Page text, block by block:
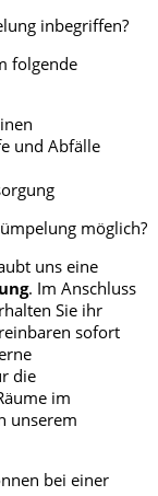
inbegriffen?
folgende
und Abfälle
möglich?
uns eine
. Im Anschluss
Sie ihr
sofort
die
im
unserem
bei einer